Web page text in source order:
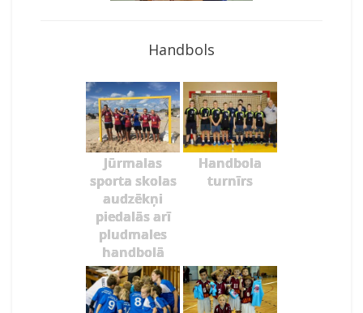
Handbols
Jūrmalas
sporta skolas
audzēkņi
piedalās arī
pludmales
handbolā
Handbola
turnīrs